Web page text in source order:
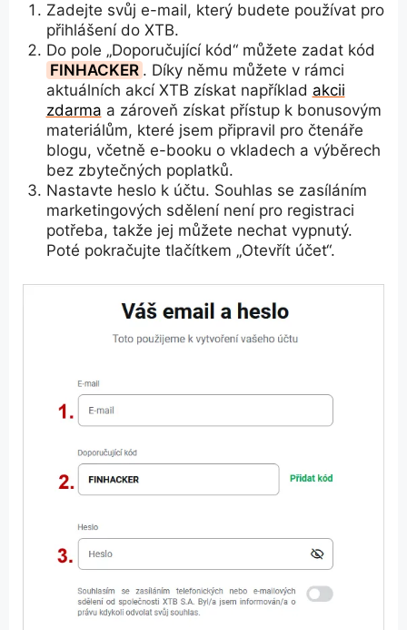
Zadejte svůj e-mail, který budete používat pro
přihlášení do XTB.
Do pole „Doporučující kód“ můžete zadat kód
FINHACKER . Díky němu můžete v rámci
aktuálních akcí XTB získat například akcii
zdarma a zároveň získat přístup k bonusovým
materiálům, které jsem připravil pro čtenáře
blogu, včetně e-booku o vkladech a výběrech
bez zbytečných poplatků.
Nastavte heslo k účtu. Souhlas se zasíláním
marketingových sdělení není pro registraci
potřeba, takže jej můžete nechat vypnutý.
Poté pokračujte tlačítkem „Otevřít účet“.